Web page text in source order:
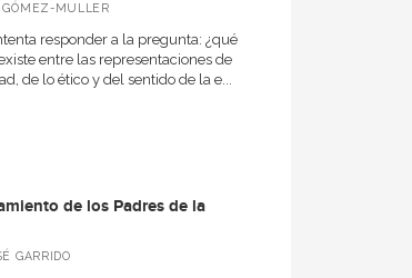
GÓMEZ-MULLER
responder a la pregunta: ¿qué
entre las representaciones de
de lo ético y del sentido de la e...
de los Padres de la
GARRIDO